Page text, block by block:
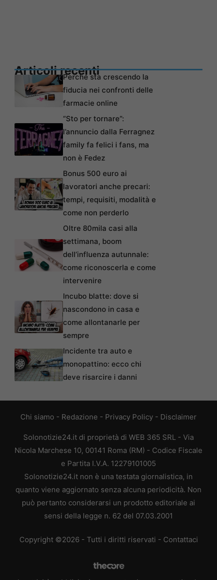
Articoli recentiPerché sta crescendo la
fiducia nei confronti delle
farmacie online
“Sto per tornare”:
l’annuncio dalla Ferragnez
family fa felici i fans, ma
non è Fedez
Bonus 500 euro ai
lavoratori anche precari:
tempi, requisiti, modalità e
come non perderlo
Oltre 80mila casi alla
settimana, boom
dell’influenza autunnale:
come riconoscerla e come
intervenire
Incubo blatte: dove si
nascondono in casa e
come allontanarle per
sempre
Incidente tra auto e
monopattino: ecco chi
deve risarcire i danni
Chi siamo - Redazione - Privacy Policy - Disclaimer
Solonotizie24.it di proprietà di WEB 365 SRL - Via
Nicola Marchese 10, 00141 Roma (RM) - Codice Fiscale
e Partita I.V.A. 12279101005
Solonotizie24.it non è una testata giornalistica, in
quanto viene aggiornato senza alcuna periodicità. Non
può pertanto considerarsi un prodotto editoriale ai
sensi della legge n. 62 del 07.03.2001
Copyright ©2026 - Tutti i diritti riservati - Contattaci